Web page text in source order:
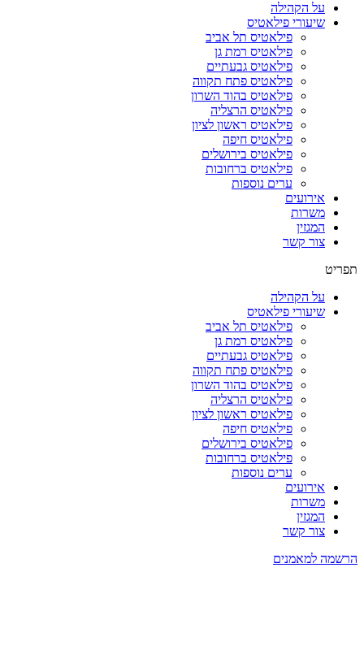
על הקהילה
שיעורי פילאטיס
פילאטיס תל אביב
פילאטיס רמת גן
פילאטיס גבעתיים
פילאטיס פתח תקווה
פילאטיס בהוד השרון
פילאטיס הרצליה
פילאטיס ראשון לציון
פילאטיס חיפה
פילאטיס בירושלים
פילאטיס ברחובות
ערים נוספות
אירועים
משרות
המגזין
צור קשר
תפריט
על הקהילה
שיעורי פילאטיס
פילאטיס תל אביב
פילאטיס רמת גן
פילאטיס גבעתיים
פילאטיס פתח תקווה
פילאטיס בהוד השרון
פילאטיס הרצליה
פילאטיס ראשון לציון
פילאטיס חיפה
פילאטיס בירושלים
פילאטיס ברחובות
ערים נוספות
אירועים
משרות
המגזין
צור קשר
הרשמה למאמנים